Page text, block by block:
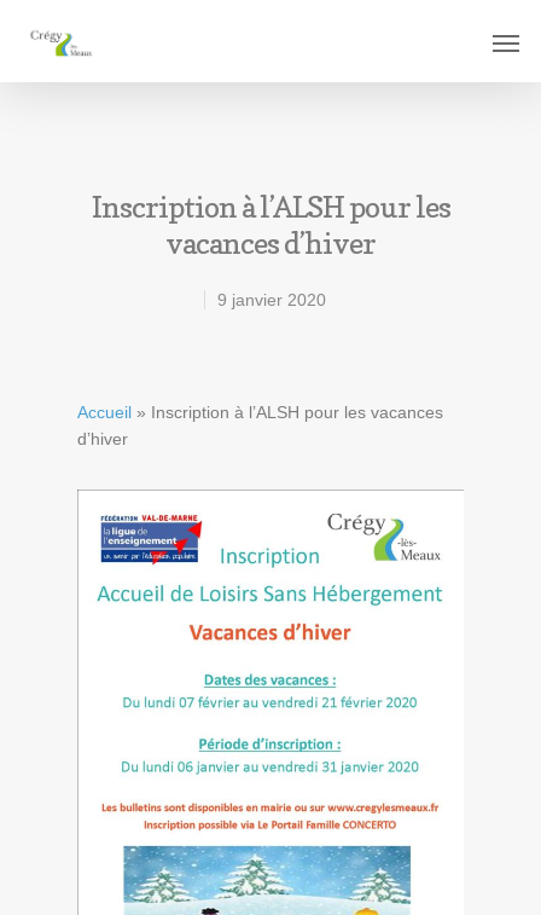
Inscription à l’ALSH pour les
vacances d’hiver
9 janvier 2020
Accueil » Inscription à l’ALSH pour les vacances
d’hiver